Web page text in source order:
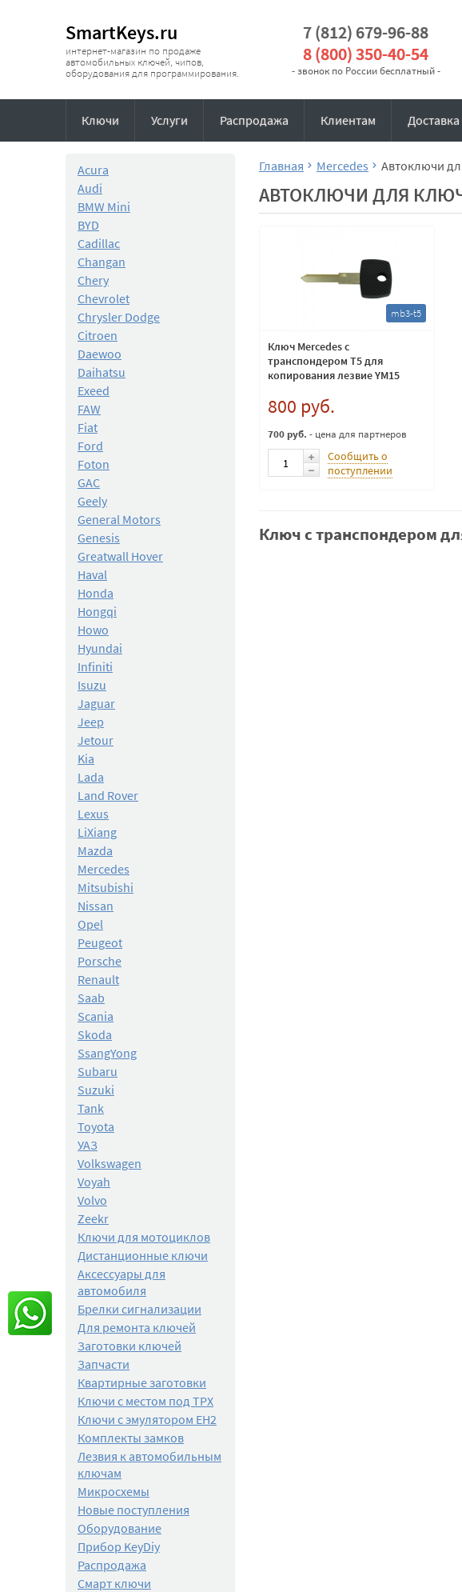
SmartKeys.ru
интернет-магазин по продаже
автомобильных ключей, чипов,
оборудования для программирования.
7 (812) 679-96-88
8 (800) 350-40-54
- звонок по России бесплатный -
Ключи Услуги Распродажа Клиентам
Acura
Audi
BMW Mini
BYD
Cadillac
Changan
Chery
Chevrolet
Chrysler Dodge
Citroen
Daewoo
Daihatsu
Exeed
FAW
Fiat
Ford
Foton
GAC
Geely
General Motors
Genesis
Greatwall Hover
Haval
Honda
Hongqi
Howo
Hyundai
Infiniti
Isuzu
Jaguar
Jeep
Jetour
Kia
Lada
Land Rover
Lexus
LiXiang
Mazda
Mercedes
Mitsubishi
Nissan
Opel
Peugeot
Porsche
Renault
Saab
Scania
Skoda
SsangYong
Subaru
Suzuki
Tank
Toyota
УАЗ
Volkswagen
Voyah
Volvo
Zeekr
Ключи для мотоциклов
Дистанционные ключи
Аксессуары для
автомобиля
Брелки сигнализации
Для ремонта ключей
Заготовки ключей
Запчасти
Квартирные заготовки
Ключи с местом под TPX
Ключи с эмулятором EH2
Комплекты замков
Лезвия к автомобильным
ключам
Микросхемы
Новые поступления
Оборудование
Прибор KeyDiy
Распродажа
Смарт ключи
Главная Mercedes Автоключи
АВТОКЛЮЧИ ДЛЯ КЛЮЧ
mb3-t5
Ключ Mercedes с
транспондером T5 для
копирования лезвие YM15
800 руб.
700 руб. - цена для партнеров
Сообщить о
поступлении
Ключ с транспондером